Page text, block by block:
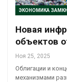
Новая
объектов
Ноя 25, 2025
Облигации и
механизмами